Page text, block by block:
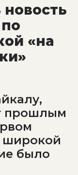
«на
прошлым
широкой
было